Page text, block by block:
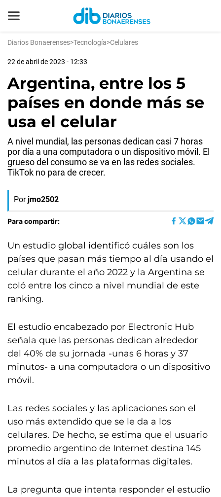
Diarios Bonaerenses>Tecnología>Celulares
22 de abril de 2023 - 12:33
Argentina, entre los 5
países en donde más se
usa el celular
A nivel mundial, las personas dedican casi 7 horas
por día a una computadora o un dispositivo móvil. El
grueso del consumo se va en las redes sociales.
TikTok no para de crecer.
Por jmo2502
Para compartir:
Un estudio global identificó cuáles son los
países que pasan más tiempo al día usando el
celular durante el año 2022 y la Argentina se
coló entre los cinco a nivel mundial de este
ranking.
El estudio encabezado por Electronic Hub
señala que las personas dedican alrededor
del 40% de su jornada -unas 6 horas y 37
minutos- a una computadora o un dispositivo
móvil.
Las redes sociales y las aplicaciones son el
uso más extendido que se le da a los
celulares. De hecho, se estima que el usuario
promedio argentino de Internet destina 145
minutos al día a las plataformas digitales.
La pregunta que intenta responder el estudio